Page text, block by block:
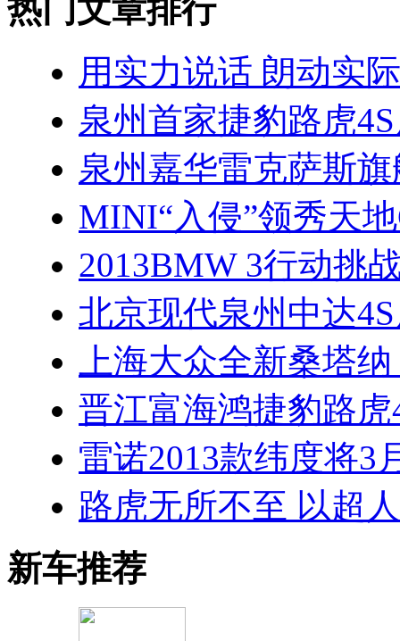
热门文章排行
用实力说话 朗动实
泉州首家捷豹路虎
泉州嘉华雷克萨斯
MINI“入侵”领秀天
2013BMW 3行动挑
北京现代泉州中达
上海大众全新桑塔
晋江富海鸿捷豹路
雷诺2013款纬度将3
路虎无所不至 以超
新车推荐